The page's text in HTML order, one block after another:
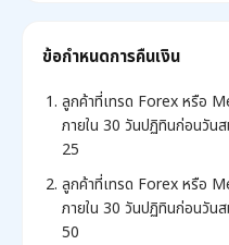
ข้อกำหนดการคืนเงิน
ลูกค้าที่เทรด Forex หรือ
ภายใน 30 วันปฏิทินก่อนวัน
25
ลูกค้าที่เทรด Forex หรือ
ภายใน 30 วันปฏิทินก่อนวัน
50